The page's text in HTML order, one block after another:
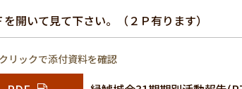
を開いて見て下さい。（２Ｐ有ります）
リックで添付資料を確認